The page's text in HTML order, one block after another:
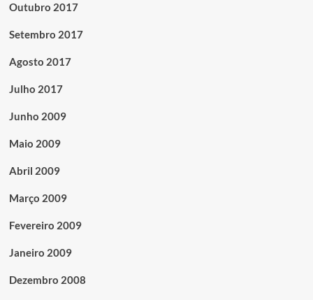
Outubro 2017
Setembro 2017
Agosto 2017
Julho 2017
Junho 2009
Maio 2009
Abril 2009
Março 2009
Fevereiro 2009
Janeiro 2009
Dezembro 2008